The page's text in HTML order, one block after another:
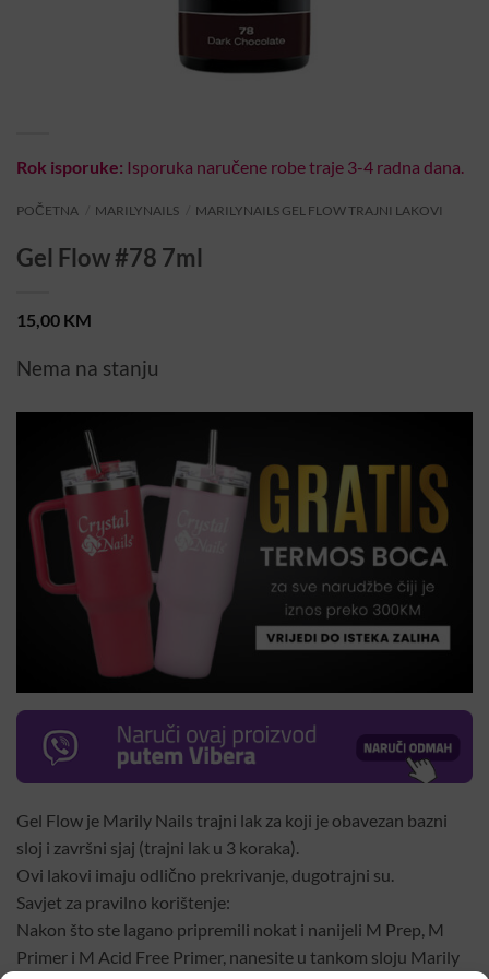
Rok isporuke: Isporuka naručene robe traje 3-4 radna dana.
POČETNA MARILYNAILS MARILYNAILS GEL FLOW TRAJNI LAKOVI
Gel Flow #78 7ml
15,00 KM
Nema na stanju
Gel Flow je Marily Nails trajni lak za koji je obavezan bazni
sloj i završni sjaj (trajni lak u 3 koraka).
Ovi lakovi imaju odlično prekrivanje, dugotrajni su.
Savjet za pravilno korištenje:
Nakon što ste lagano pripremili nokat i nanijeli M Prep, M
Primer i M Acid Free Primer, nanesite u tankom sloju Marily